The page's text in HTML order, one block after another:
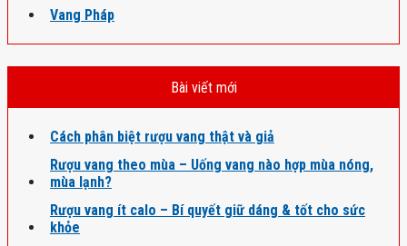
Vang Pháp
Bài viết mới
Cách phân biệt rượu vang thật và giả
Rượu vang theo mùa – Uống vang nào hợp mùa nóng,
mùa lạnh?
Rượu vang ít calo – Bí quyết giữ dáng & tốt cho sức
khỏe